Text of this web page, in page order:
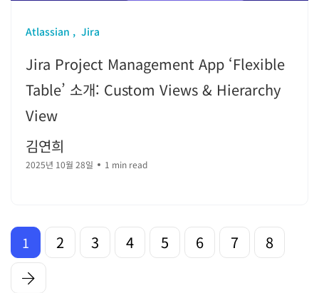
Atlassian Jira
Jira Project Management App ‘Flexible
Table’ 소개: Custom Views & Hierarchy
View
김연희
2025년 10월 28일 1 min read
1 2 3 4 5 6 7 8